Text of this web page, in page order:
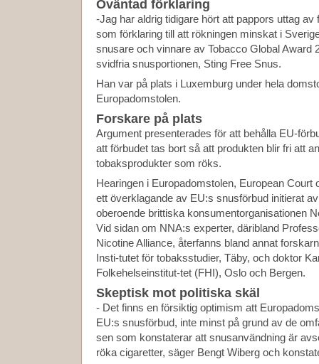
Oväntad förklaring
-Jag har aldrig tidigare hört att pappors uttag av
som förklaring till att rökningen minskat i
snusare och vinnare av Tobacco Global Award
svidfria snusportionen, Sting Free Snus.
Han var på plats i Luxemburg under hela
Europadomstolen.
Forskare på plats
Argument presenterades för att behålla EU-
att förbudet tas bort så att produkten blir fri att
tobaksprodukter som röks.
Hearingen i Europadomstolen, European Court
ett överklagande av EU:s snusförbud initierat
oberoende brittiska konsumentorganisationen
Vid sidan om NNA:s experter, däribland
Nicotine Alliance, återfanns bland annat
Insti-tutet för tobaksstudier, Täby, och doktor
Folkehelseinstitut-tet (FHI), Oslo och Bergen.
Skeptisk mot politiska skäl
- Det finns en försiktig optimism att
EU:s snusförbud, inte minst på grund av de
sen som konstaterar att snusanvändning är
röka cigaretter, säger Bengt Wiberg och